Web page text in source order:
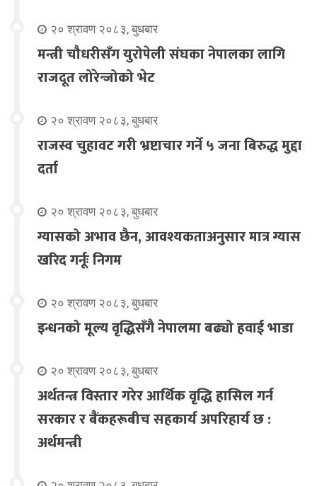
२० श्रावण २०८३, बुधबार
मन्त्री चौधरीसँग युरोपेली संघका नेपालका लागि
राजदूत लोरेन्जोको भेट
२० श्रावण २०८३, बुधबार
राजस्व चुहावट गरी भ्रष्टाचार गर्ने ५ जना बिरुद्ध मुद्दा
दर्ता
२० श्रावण २०८३, बुधबार
ग्यासको अभाव छैन, आवश्यकताअनुसार मात्र ग्यास
खरिद गर्नूः निगम
२० श्रावण २०८३, बुधबार
इन्धनको मूल्य वृद्धिसँगै नेपालमा बढ्यो हवाई भाडा
२० श्रावण २०८३, बुधबार
अर्थतन्त्र विस्तार गरेर आर्थिक वृद्धि हासिल गर्न
सरकार र बैंकहरूबीच सहकार्य अपरिहार्य छ :
अर्थमन्त्री